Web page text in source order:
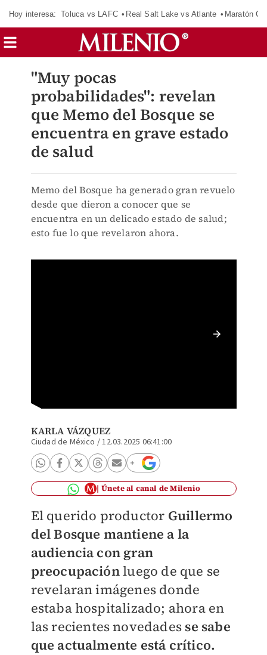
Hoy interesa: Toluca vs LAFC Real Salt Lake vs Atlante Maratón
"Muy pocas
probabilidades": revelan
que Memo del Bosque se
encuentra en grave estado
de salud
Memo del Bosque ha generado gran revuelo
desde que dieron a conocer que se
encuentra en un delicado estado de salud;
esto fue lo que revelaron ahora.
KARLA VÁZQUEZ
Ciudad de México /12.03.2025 06:41:00
Únete al canal de Milenio
El querido productor Guillermo
del Bosque mantiene a la
audiencia con gran
preocupaciónluego de que se
revelaran imágenes donde
estaba hospitalizado; ahora en
las recientes novedades se sabe
que actualmente está crítico.